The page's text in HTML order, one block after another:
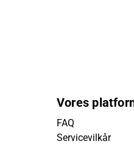
Vores
FAQ
Servicevilkår